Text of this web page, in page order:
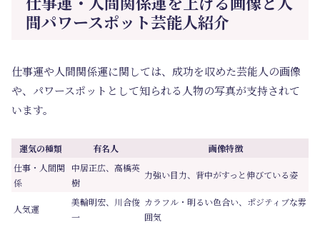
間パワースポット芸能人紹介
仕事運や人間関係運に関しては、成功を収めた芸能人の画像
や、パワースポットとして知られる人物の写真が支持されて
います。
運気の種類 有名人
画像特徴
仕事・人間関
係
中居正広、高橋英
樹
力強い目力、背中がすっと伸びている姿
人気運
美輪明宏、川合俊
一
カラフル・明るい色合い、ポジティブな雰
囲気